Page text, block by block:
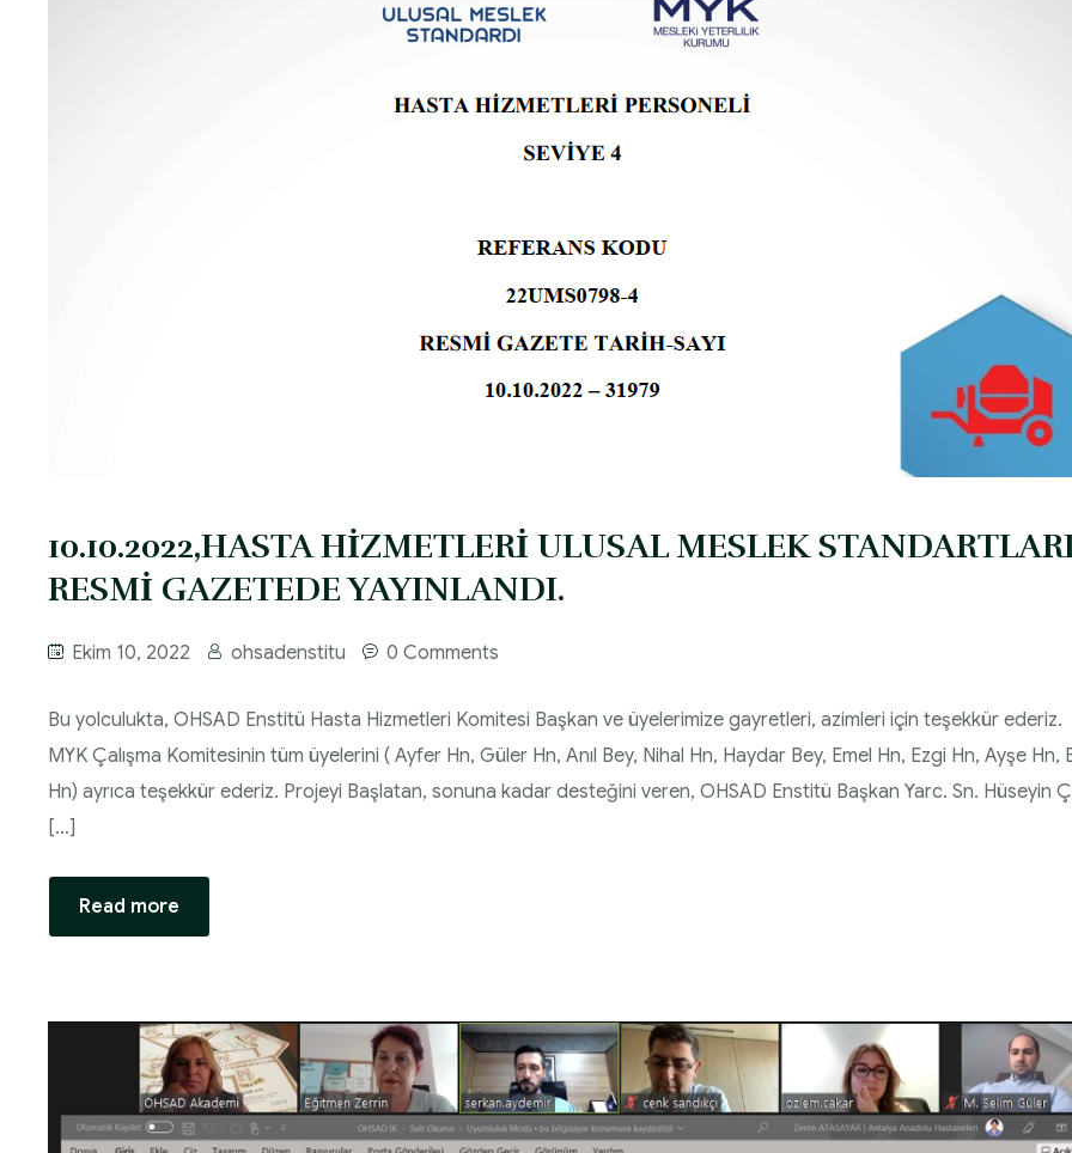
10.10.2022,HASTA HİZMETLERİ ULUSAL MESLEK
RESMİ GAZETEDE YAYINLANDI.
Ekim 10, 2022 ohsadenstitu 0 Comments
Bu yolculukta, OHSAD Enstitü Hasta Hizmetleri Komitesi Başkan ve üyelerimize gayretleri, azimleri için teşekkür ederiz.
MYK Çalışma Komitesinin tüm üyelerini ( Ayfer Hn, Güler Hn, Anıl Bey, Nihal Hn, Haydar Bey, Emel Hn, Ezgi Hn, Ayşe Hn,
Hn) ayrıca teşekkür ederiz. Projeyi Başlatan, sonuna kadar desteğini veren, OHSAD Enstitü Başkan Yarc. Sn. Hüseyin
[…]
Read more